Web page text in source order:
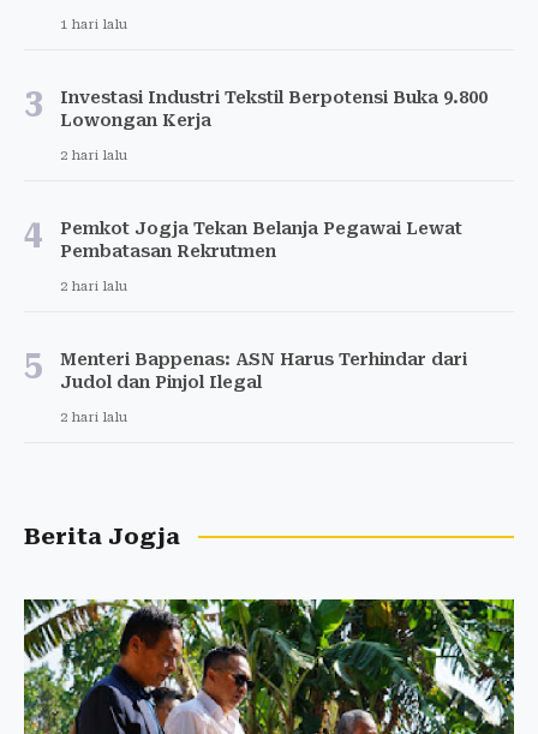
1 hari lalu
3
Investasi Industri Tekstil Berpotensi Buka 9.800
Lowongan Kerja
2 hari lalu
4
Pemkot Jogja Tekan Belanja Pegawai Lewat
Pembatasan Rekrutmen
2 hari lalu
5
Menteri Bappenas: ASN Harus Terhindar dari
Judol dan Pinjol Ilegal
2 hari lalu
Berita Jogja